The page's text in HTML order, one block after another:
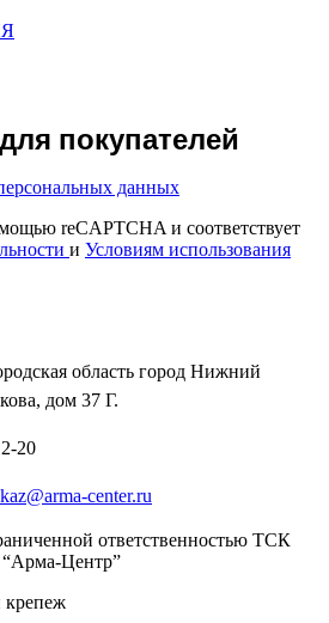
покупателей
данных
reCAPTCHA и соответствует
и Условиям использования
область город Нижний
дом 37 Г.
20
center.ru
ответственностью ТСК
“Арма-Центр”
крепеж